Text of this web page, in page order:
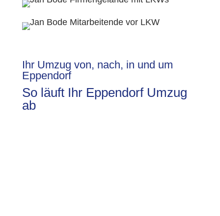
Ihr Umzug von, nach, in und um
Eppendorf
So läuft Ihr Eppendorf Umzug
ab